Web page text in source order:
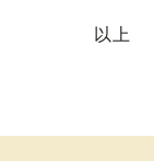
以上